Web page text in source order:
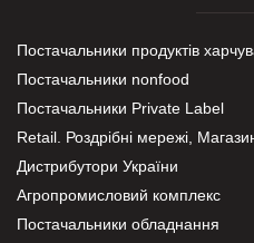
Постачальники продуктів
Постачальники nonfood
Постачальники Private Label
Retail. Роздрібні мережі,
Дистрибутори України
Агропромисловий комплекс
Постачальники обладнання